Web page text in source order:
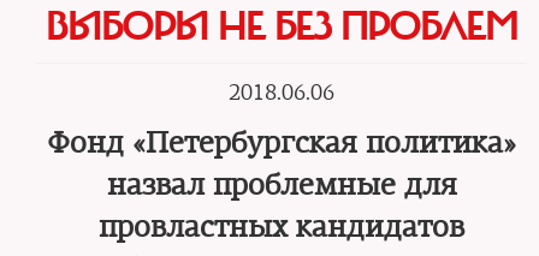
ВЫБОРЫ НЕ БЕЗ ПРОБЛЕМ
2018.06.06
Фонд «Петербургская политика»
назвал проблемные для
провластных кандидатов